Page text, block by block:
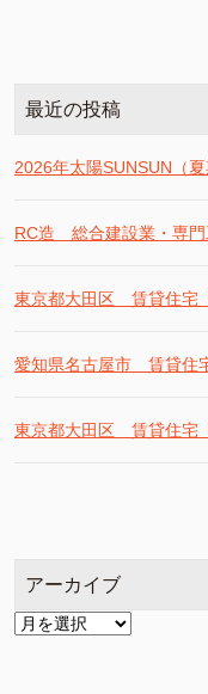
最近の投稿
2026年太陽SUNSUN（
RC造 総合建設業・専
東京都大田区 賃貸住宅
愛知県名古屋市 賃貸住
東京都大田区 賃貸住宅
アーカイブ
ア